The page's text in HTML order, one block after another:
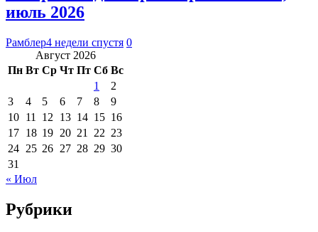
июль 2026
Рамблер4 недели спустя 0
Август 2026
Пн Вт Ср Чт Пт Сб Вс
1
2
3
4 5 6 7 8
9
10 11 12 13 14 15 16
17 18 19 20 21 22 23
24 25 26 27 28 29 30
31
« Июл
Рубрики